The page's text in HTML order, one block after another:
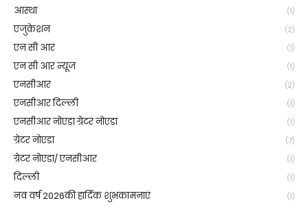
आस्था (1)
एजुकेशन (2)
एन सी आर (1)
एन सी आर न्यूज (1)
एनसीआर (2)
एनसीआर दिल्ली (1)
एनसीआर नोएडा ग्रेटर नोएडा (1)
ग्रेटर नोएडा (7)
ग्रेटर नोएडा/ एनसीआर (1)
दिल्ली (1)
नव वर्ष 2026की हार्दिक शुभकामनाएं (1)